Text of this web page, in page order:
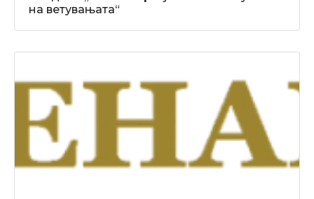
на ветувањата“